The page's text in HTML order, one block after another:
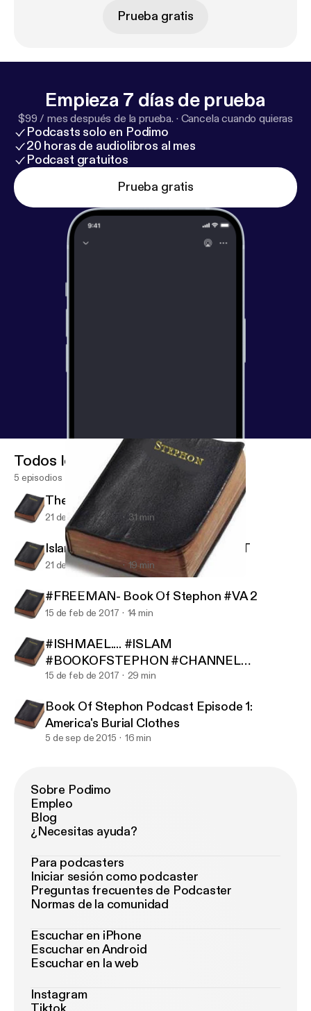
Prueba gratis
Empieza 7 días de prueba
$99 / mes después de la prueba. · Cancela cuando quieras
Podcasts solo en Podimo
20 horas de audiolibros al mes
Podcast gratuitos
Prueba gratis
Book Of Stephon Podcast
Todos los episodios
5 episodios
The Killing Fields War Profiteering
21 de nov de 2017 31 min
Islam Vs The World... #AUDIOBLAST
21 de nov de 2017 19 min
#FREEMAN- Book Of Stephon #VA 2
15 de feb de 2017 14 min
#ISHMAEL.... #ISLAM
#BOOKOFSTEPHON #CHANNEL
#REPOST
15 de feb de 2017 29 min
Book Of Stephon Podcast Episode 1:
America's Burial Clothes
5 de sep de 2015 16 min
Sobre Podimo
Empleo
Blog
¿Necesitas ayuda?
Para podcasters
Iniciar sesión como podcaster
Preguntas frecuentes de Podcaster
Normas de la comunidad
Escuchar en iPhone
Escuchar en Android
Escuchar en la web
Instagram